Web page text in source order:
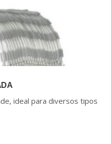
ideal para diversos tipos